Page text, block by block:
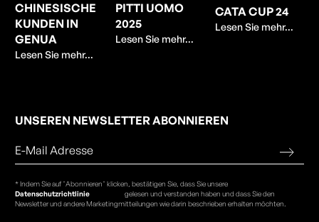
CHINESISCHE
KUNDEN IN
GENUA
Lesen Sie mehr...
PITTI UOMO
2025
Lesen Sie mehr...
CATA CUP 24
Lesen Sie mehr...
UNSEREN NEWSLETTER ABONNIEREN
* Indem Sie auf "Abonnieren" klicken, bestätigen Sie, dass Sie unsere
Datenschutzrichtlinie
gelesen und verstanden haben und dass Sie den
Newsletter und andere Marketingmitteilungen wie darin beschrieben erhalten möchten.